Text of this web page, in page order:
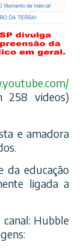
258 videos)
e amadora
da educação
ligada a
Hubble